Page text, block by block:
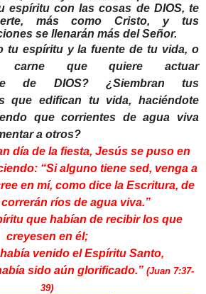
espíritu con las cosas de DIOS, te
más como Cristo, y tus
se llenarán más del Señor.
tu espíritu y la fuente de tu vida, o
carne que quiere actuar
de DIOS? ¿Siembran tus
que edifican tu vida, haciéndote
que corrientes de agua viva
a otros?
día de la fiesta, Jesús se puso en
“Si alguno tiene sed, venga a
en mí, como dice la Escritura, de
ríos de agua viva.”
que habían de recibir los que
creyesen en él;
venido el Espíritu Santo,
sido aún glorificado.” (Juan 7:37-
39)